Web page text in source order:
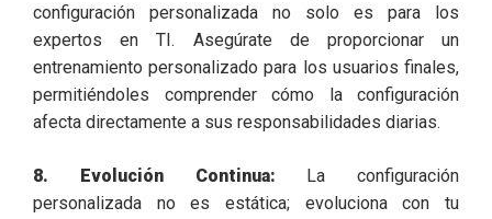
configuración personalizada no solo es para los
expertos en TI. Asegúrate de proporcionar un
entrenamiento personalizado para los usuarios finales,
permitiéndoles comprender cómo la configuración
afecta directamente a sus responsabilidades diarias.
8. Evolución Continua: La configuración
personalizada no es estática; evoluciona con tu